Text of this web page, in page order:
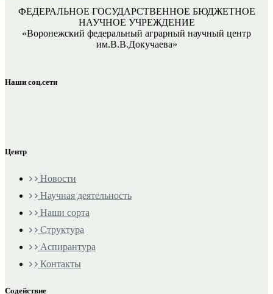
ФЕДЕРАЛЬНОЕ ГОСУДАРСТВЕННОЕ БЮДЖЕТНОЕ
НАУЧНОЕ УЧРЕЖДЕНИЕ
«Воронежский федеральный аграрный научный центр
им.В.В.Докучаева»
Наши соц.сети
Центр
Новости
Научная деятельность
Наши сорта
Структура
Аспирантура
Контакты
Содействие